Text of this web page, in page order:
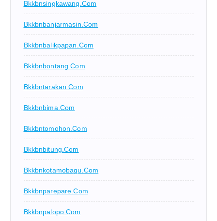
Bkkbnsingkawang.com
Bkkbnbanjarmasin.com
Bkkbnbalikpapan.com
Bkkbnbontang.com
Bkkbntarakan.com
Bkkbnbima.com
Bkkbntomohon.com
Bkkbnbitung.com
Bkkbnkotamobagu.com
Bkkbnparepare.com
Bkkbnpalopo.com